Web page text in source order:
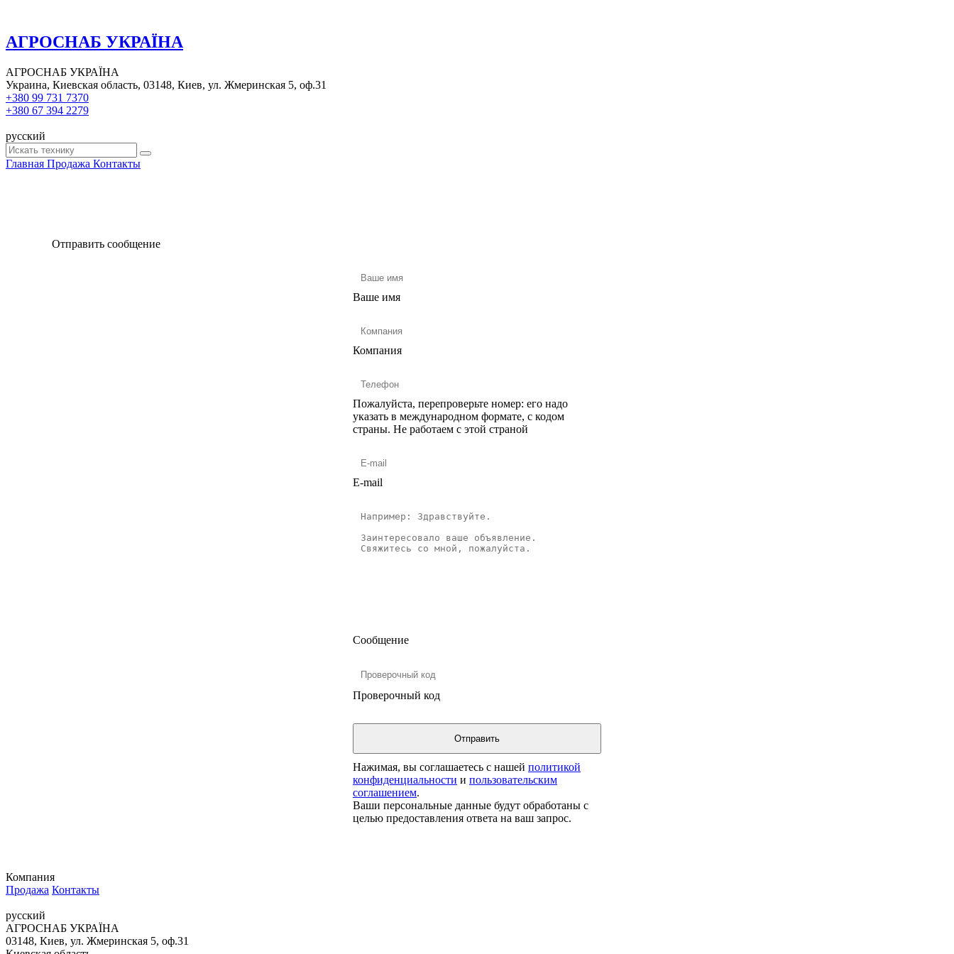
АГРОСНАБ УКРАЇНА
АГРОСНАБ УКРАЇНА
Украина, Киевская область, 03148, Киев, ул. Жмеринская 5, оф.31
+380 99 731 7370
+380 67 394 2279
русский
Главная Продажа Контакты
Отправить сообщение
Ваше имя
Компания
Пожалуйста, перепроверьте номер: его надо
указать в международном формате, с кодом
страны. Не работаем с этой страной
E-mail
Сообщение
Проверочный код
Нажимая, вы соглашаетесь с нашей политикой
конфиденциальности и пользовательским
соглашением.
Ваши персональные данные будут обработаны с
целью предоставления ответа на ваш запрос.
Компания
Продажа Контакты
русский
АГРОСНАБ УКРАЇНА
03148, Киев, ул. Жмеринская 5, оф.31